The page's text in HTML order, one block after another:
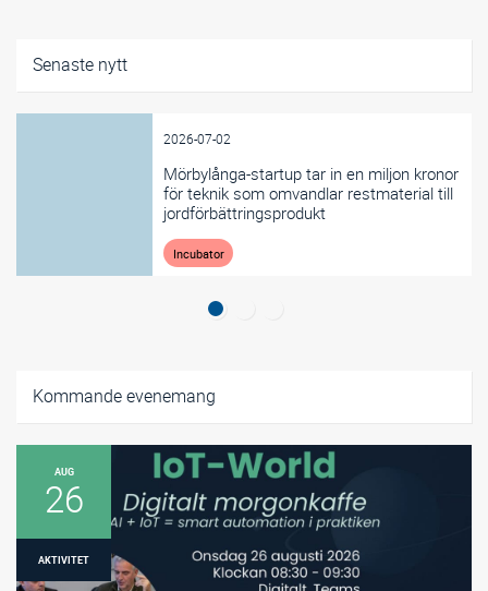
Senaste nytt
2026-07-02
Mörbylånga-startup tar in en miljon kronor
för teknik som omvandlar restmaterial till
jordförbättringsprodukt
Incubator
Kommande evenemang
AUG
26
AKTIVITET